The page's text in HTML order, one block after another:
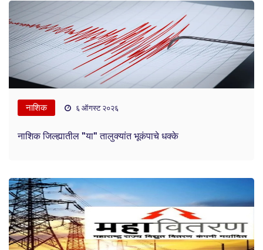
नाशिक ६ ऑगस्ट २०२६
नाशिक जिल्ह्यातील "या" तालुक्यांत भूकंपाचे धक्के